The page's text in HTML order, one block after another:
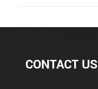
CONTACT US